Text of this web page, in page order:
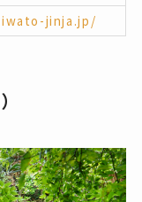
jinja.jp/